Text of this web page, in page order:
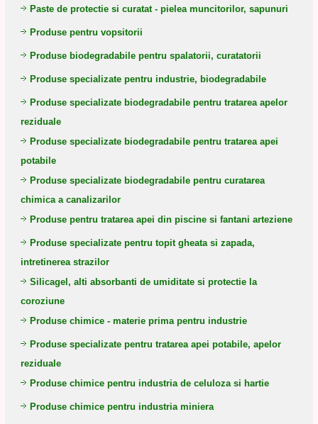
Paste de protectie si curatat - pielea muncitorilor, sapunuri
Produse pentru vopsitorii
Produse biodegradabile pentru spalatorii, curatatorii
Produse specializate pentru industrie, biodegradabile
Produse specializate biodegradabile pentru tratarea apelor
reziduale
Produse specializate biodegradabile pentru tratarea apei
potabile
Produse specializate biodegradabile pentru curatarea
chimica a canalizarilor
Produse pentru tratarea apei din piscine si fantani arteziene
Produse specializate pentru topit gheata si zapada,
intretinerea strazilor
Silicagel, alti absorbanti de umiditate si protectie la
coroziune
Produse chimice - materie prima pentru industrie
Produse specializate pentru tratarea apei potabile, apelor
reziduale
Produse chimice pentru industria de celuloza si hartie
Produse chimice pentru industria miniera